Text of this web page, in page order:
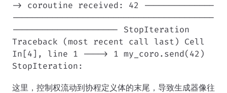
-> coroutine received: 42 --------------
----------------------------------------
--------------------- StopIteration
Traceback (most recent call last) Cell
In[4], line 1 ----> 1 my_coro.send(42)
StopIteration:
这里，控制权流动到协程定义体的末尾，导致生成器像往